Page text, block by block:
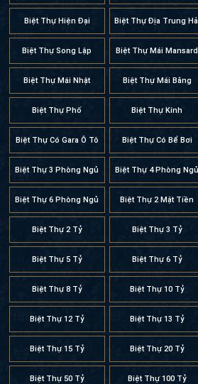
Biệt Thự Hiện Đại Biệt Thự Địa Trung
Biệt Thự Song Lập Biệt Thự Mái Mansard
Biệt Thự Mái Nhật Biệt Thự Mái Bằng
Biệt Thự Phố Biệt Thự Kính
Biệt Thự Có Gara Ô Tô Biệt Thự Có Bể Bơi
Biệt Thự 3 Phòng Ngủ Biệt Thự 4 Phòng Ngủ
Biệt Thự 6 Phòng Ngủ Biệt Thự 2 Mặt Tiền
Biệt Thự 2 Tỷ Biệt Thự 3 Tỷ
Biệt Thự 5 Tỷ Biệt Thự 6 Tỷ
Biệt Thự 8 Tỷ Biệt Thự 10 Tỷ
Biệt Thự 12 Tỷ Biệt Thự 13 Tỷ
Biệt Thự 15 Tỷ Biệt Thự 20 Tỷ
Biệt Thự 50 Tỷ Biệt Thự 100 Tỷ